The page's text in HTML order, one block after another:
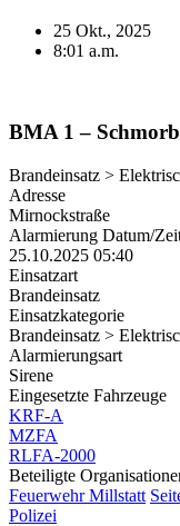
25 Okt., 2025
8:01 a.m.
BMA 1 –
Brandeinsatz >
Adresse
Mirnockstraße
Alarmierung Datum/
25.10.2025 05:40
Einsatzart
Brandeinsatz
Einsatzkategorie
Brandeinsatz >
Alarmierungsart
Sirene
Eingesetzte Fahrzeuge
KRF-A
MZFA
RLFA-2000
Beteiligte
Feuerwehr Millstatt
Polizei